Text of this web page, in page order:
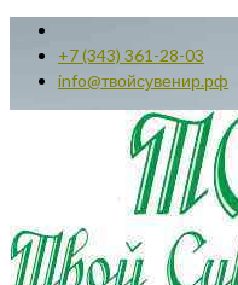
+7 (343) 361-28-03
info@твойсувенир.рф